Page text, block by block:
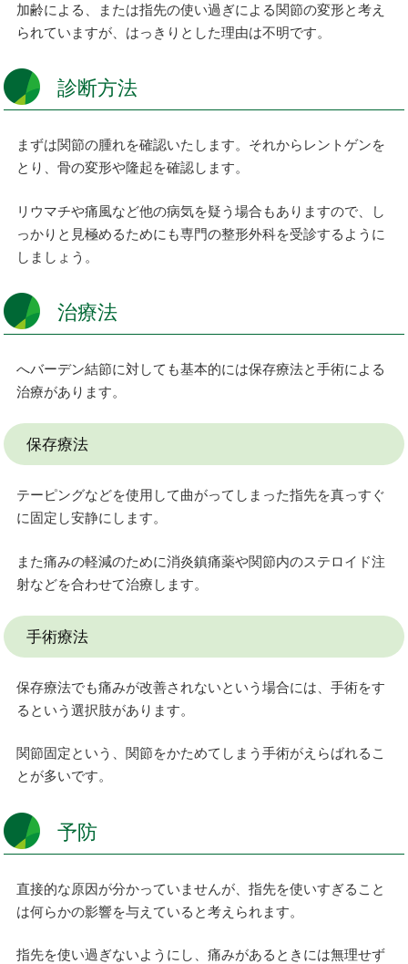
加齢による、または指先の使い過ぎによる関節の変形と考え
られていますが、はっきりとした理由は不明です。
診断方法
まずは関節の腫れを確認いたします。それからレントゲンを
とり、骨の変形や隆起を確認します。
リウマチや痛風など他の病気を疑う場合もありますので、し
っかりと見極めるためにも専門の整形外科を受診するように
しましょう。
治療法
へバーデン結節に対しても基本的には保存療法と手術による
治療があります。
保存療法
テーピングなどを使用して曲がってしまった指先を真っすぐ
に固定し安静にします。
また痛みの軽減のために消炎鎮痛薬や関節内のステロイド注
射などを合わせて治療します。
手術療法
保存療法でも痛みが改善されないという場合には、手術をす
るという選択肢があります。
関節固定という、関節をかためてしまう手術がえらばれるこ
とが多いです。
予防
直接的な原因が分かっていませんが、指先を使いすぎること
は何らかの影響を与えていると考えられます。
指先を使い過ぎないようにし、痛みがあるときには無理せず